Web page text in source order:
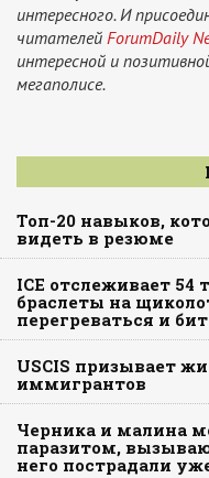
интересного. И
читателей ForumDaily
интересной и
мегаполисе.
Топ-20 навыков,
видеть в резюме
ICE отслеживает 54
браслеты на
перегреваться и
USCIS призывает
иммигрантов
Черника и малина
паразитом,
него пострадали